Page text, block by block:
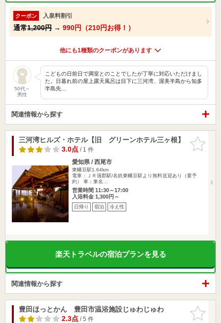
クーポン 入泉料割引
通常1,200円 → 990円（210円お得！）
他にも1種類のクーポンがあります
50代～
男性
こどもの日前日で満室とのことでしたが丁寧に対応いただけまし
た。日暮れ前の屋上露天風呂は目下に三河湾、渥美半島から知多
半島先…
関連情報から探す
お気に入
りに追加
三河湾ヒルズ・ホテル【旧 グリーンホテル三ヶ根】
3.0点/ 1 件
愛知県 / 西尾市
東幡豆駅1.64km
電車：ＪＲ蒲郡駅/名鉄東幡豆駅より無料送迎あり（要予
約） 車：東名…
営業時間 11:30～17:00
入浴料金 1,300円～
日帰り 宿泊 冷え性
楽天トラベルの宿泊プランを見る
関連情報から探す
お気に入
りに追加
豊田ほっとかん 豊田市温浴施設じゅわじゅわ
2.3点/ 5 件